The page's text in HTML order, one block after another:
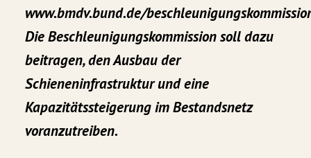
www.bmdv.bund.de/
Die Beschleunigungskommission soll dazu
beitragen, den Ausbau der
Schieneninfrastruktur und eine
Kapazitätssteigerung im Bestandsnetz
voranzutreiben.